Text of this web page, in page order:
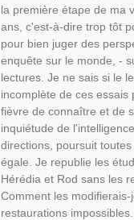
la première étape de ma
ans, c'est-à-dire trop tôt
pour bien juger des
enquête sur le monde, -
lectures. Je ne sais si le
incomplète de ces
fièvre de connaître et de
inquiétude de
directions, poursuit
égale. Je republie les
Hérédia et Rod sans les
Comment les
restaurations